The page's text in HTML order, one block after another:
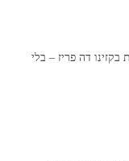
דה פריז – בלי